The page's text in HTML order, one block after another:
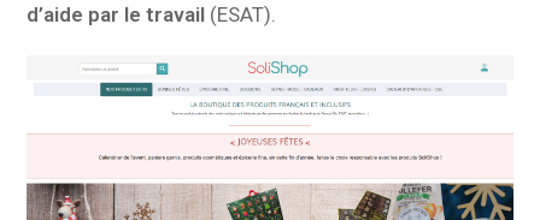
d’aide par le travail (ESAT).